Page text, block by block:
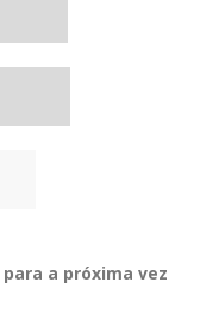
a próxima vez